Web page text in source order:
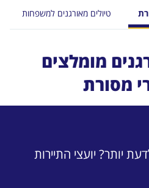
טיולים מאורגנים למשפחות
מומלצים
מסורת
יותר? יועצי התיירות